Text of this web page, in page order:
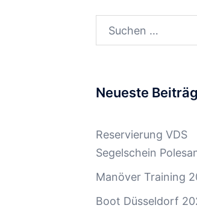
Suchen
nach:
Neueste
Reservierung VDS
Segelschein
Manöver Training
Boot Düsseldorf